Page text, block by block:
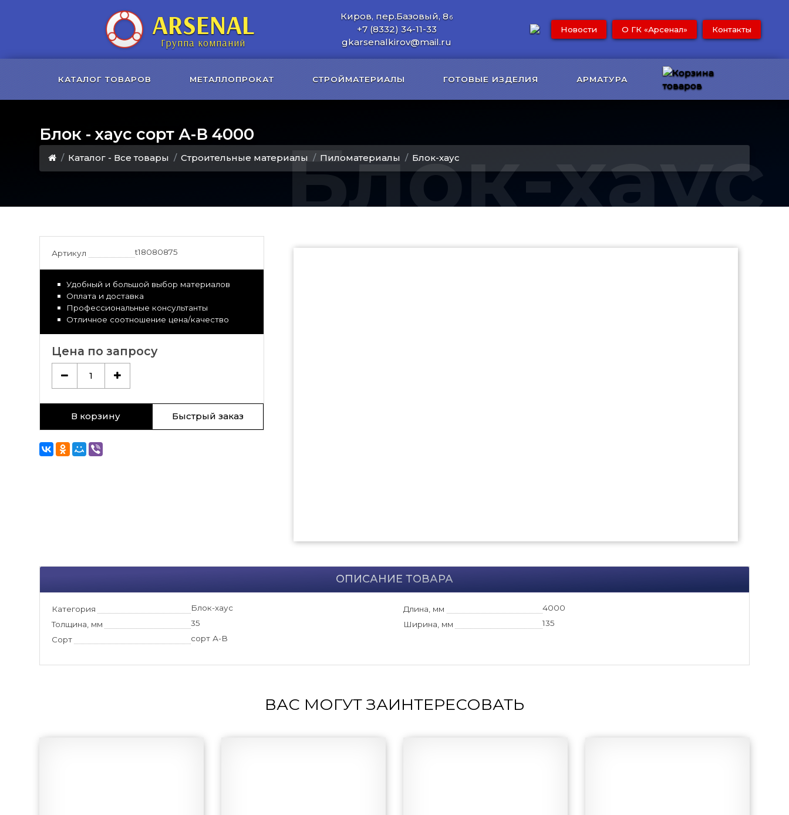
ARSENAL
Группа компаний
Киров, пер.Базовый, 8б
+7 (8332) 34-11-33
gkarsenalkirov@mail.ru
Новости О ГК «Арсенал» Контакты
КАТАЛОГ ТОВАРОВ МЕТАЛЛОПРОКАТ СТРОЙМАТЕРИАЛЫ ГОТОВЫЕ ИЗДЕЛИЯ АРМАТУРА
Блок-хаус
Блок - хаус сорт А-В 4000
Каталог - Все товары Строительные материалы Пиломатериалы Блок-хаус
Артикул t18080875
Удобный и большой выбор материалов
Оплата и доставка
Профессиональные консультанты
Отличное соотношение цена/качество
Цена по запросу
1
В корзину Быстрый заказ
ОПИСАНИЕ ТОВАРА
Категория Блок-хаус Длина, мм
4000
Толщина, мм
35 Ширина, мм
135
Сорт
сорт А-В
ВАС МОГУТ ЗАИНТЕРЕСОВАТЬ